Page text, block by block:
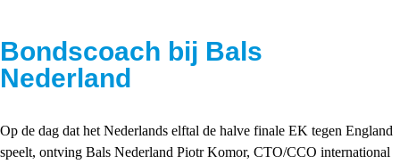
Bondscoach bij Bals
Nederland
Op de dag dat het Nederlands elftal de halve finale EK tegen England
speelt, ontving Bals Nederland Piotr Komor, CTO/CCO international